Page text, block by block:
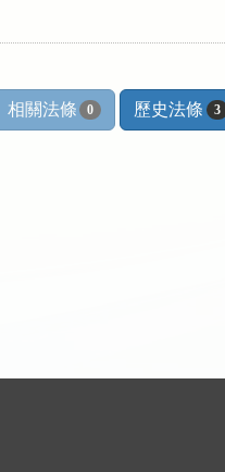
相關法條 0 歷史法條 3